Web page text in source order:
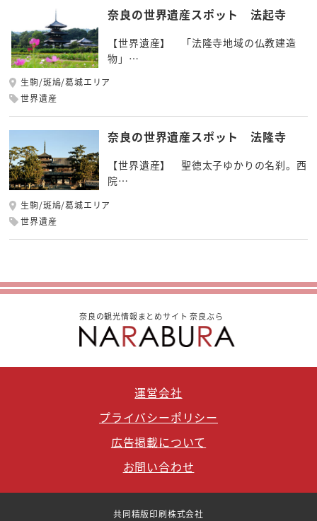
奈良の世界遺産スポット 法起寺
【世界遺産】 「法隆寺地域の仏教建造
物」…
生駒/斑鳩/葛城エリア
世界遺産
奈良の世界遺産スポット 法隆寺
【世界遺産】 聖徳太子ゆかりの名刹。西
院…
生駒/斑鳩/葛城エリア
世界遺産
奈良の観光情報まとめサイト 奈良ぶら
運営会社
プライバシーポリシー
広告掲載について
お問い合わせ
共同精版印刷株式会社